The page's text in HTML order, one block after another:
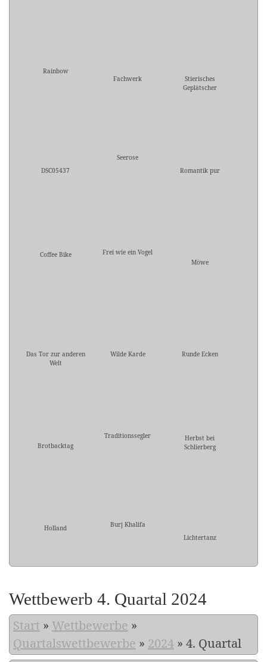
Rainbow
Fachwerk
Stierisches
Geplätscher
DSC05437
Seerose
Romantik pur
Coffee Bike
Frei wie ein Vogel
Möwe
Das Tor zur anderen
Welt
Wilde Karde Runde Ecken
Brotbacktag
Traditionssegler
Herbst bei
Schlierberg
Holland
Burj Khalifa
Lichtertanz
Wettbewerb 4. Quartal 2024
Start » Wettbewerbe »
Quartalswettbewerbe » 2024 » 4. Quartal